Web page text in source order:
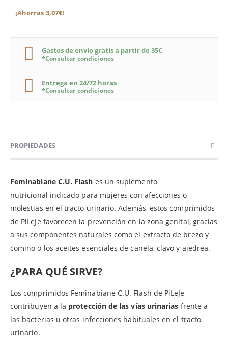
¡Ahorras 3,07€!
Gastos de envío gratis a partir de 35€
*Consultar condiciones
Entrega en 24/72 horas
*Consultar condiciones
PROPIEDADES
Feminabiane C.U. Flash es un suplemento
nutricional indicado para mujeres con afecciones o
molestias en el tracto urinario. Además, estos comprimidos
de PiLeJe favorecen la prevención en la zona genital, gracias
a sus componentes naturales como el extracto de brezo y
comino o los aceites esenciales de canela, clavo y ajedrea.
¿PARA QUÉ SIRVE?
Los comprimidos Feminabiane C.U. Flash de PiLeJe
contribuyen a la protección de las vías urinarias frente a
las bacterias u otras infecciones habituales en el tracto
urinario.